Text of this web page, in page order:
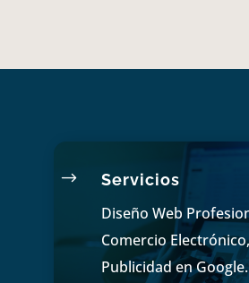
$ Servicios
Diseño Web
Comercio Electrónico,
Publicidad en